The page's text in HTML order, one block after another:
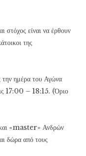
στόχος είναι να έρθουν
της
την ημέρα του Αγώνα
17:00 – 18:15. (Όριο
και «master» Ανδρών
δώρα από τους